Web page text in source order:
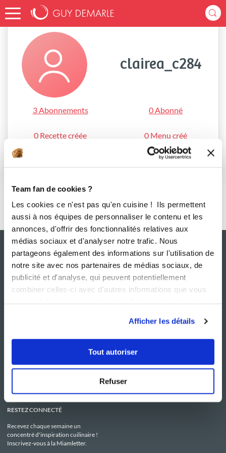
Team fan de cookies ?
Les cookies ce n'est pas qu'en cuisine ! Ils permettent
aussi à nos équipes de personnaliser le contenu et les
annonces, d'offrir des fonctionnalités relatives aux
médias sociaux et d'analyser notre trafic. Nous
partageons également des informations sur l'utilisation de
notre site avec nos partenaires de médias sociaux, de
publicité et d'analyse, qui peuvent potentiellement
combiner celles-ci avec d'autres informations que vous
Afficher les détails
Tout autoriser
Refuser
Accueil clairea_c284
clairea_c284
3 Abonnements 0 Abonné
0 Recette créée 0 Menu créé
Le Mag'
Boutique
C.G.U
Politique de confidentialité
Utilisation des Cookies
RESTEZ CONNECTÉ
Recevez chaque semaine un
concentré d'inspiration cuilinaire !
Inscrivez-vous à la Miamletter.